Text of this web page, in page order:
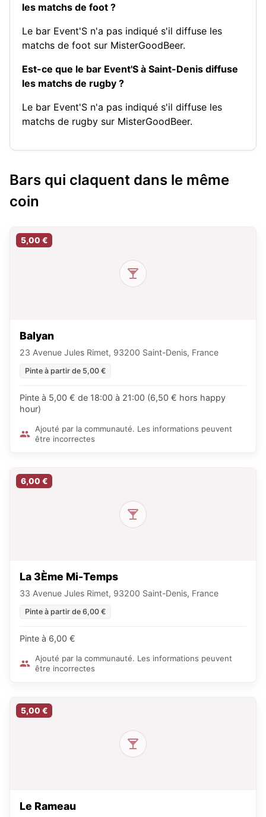
les matchs de foot ?
Le bar Event'S n'a pas indiqué s'il diffuse les
matchs de foot sur MisterGoodBeer.
Est-ce que le bar Event'S à Saint-Denis diffuse
les matchs de rugby ?
Le bar Event'S n'a pas indiqué s'il diffuse les
matchs de rugby sur MisterGoodBeer.
Bars qui claquent dans le même
coin
5,00 €
Balyan
23 Avenue Jules Rimet, 93200 Saint-Denis, France
Pinte à partir de 5,00 €
Pinte à 5,00 € de 18:00 à 21:00 (6,50 € hors happy
hour)
Ajouté par la communauté. Les informations peuvent
être incorrectes
6,00 €
La 3Ème Mi-Temps
33 Avenue Jules Rimet, 93200 Saint-Denis, France
Pinte à partir de 6,00 €
Pinte à 6,00 €
Ajouté par la communauté. Les informations peuvent
être incorrectes
5,00 €
Le Rameau